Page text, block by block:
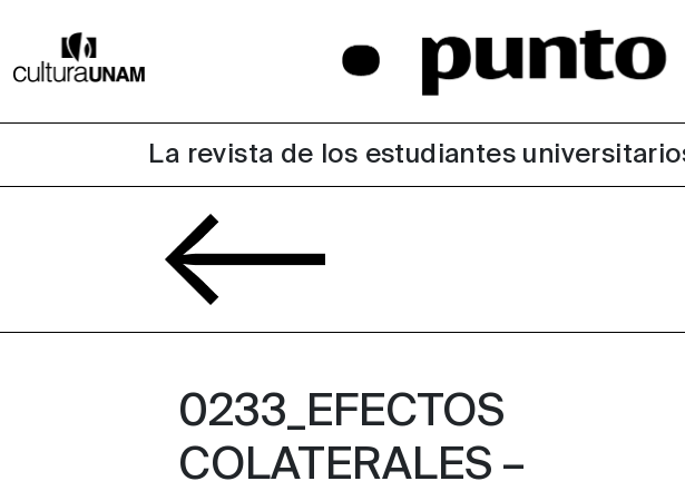
La revista de los estudiantes
0233_EFECTOS
COLATERALES –